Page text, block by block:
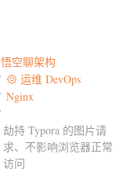
悟空聊架构
运维 DevOps
Nginx
劫持 Typora 的图片请
求、不影响浏览器正常
访问